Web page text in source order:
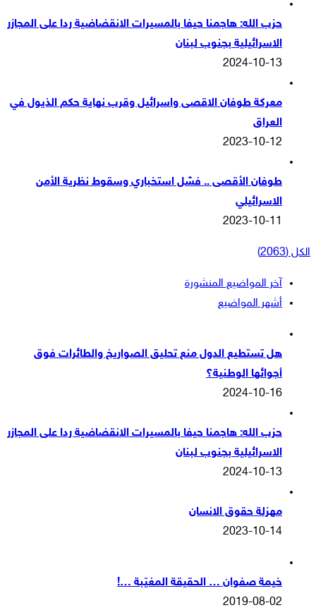
حزب الله: هاجمنا حيفا بالمسيرات الانقضاضية ردا على المجازر
الاسرائيلية بجنوب لبنان
2024-10-13
معركة طوفان الاقصى واسرائيل وقرب نهاية حكم الذيول في
العراق
2023-10-12
طوفان الأقصى .. فشل استخباري وسقوط نظرية الأمن
الاسرائيلي
2023-10-11
الكل (2063)
آخر المواضيع المنشورة
أشهر المواضيع
هل تستطيع الدول منع تحليق الصواريخ والطائرات فوق
أجوائها الوطنية؟
2024-10-16
حزب الله: هاجمنا حيفا بالمسيرات الانقضاضية ردا على المجازر
الاسرائيلية بجنوب لبنان
2024-10-13
مهزلة حقوق الانسان
2023-10-14
خيمة صفوان … الحقيقة المغيّبة …!
2019-08-02